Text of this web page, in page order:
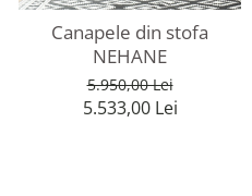
Canapele din stofa
NEHANE
5.950,00 Lei
5.533,00 Lei